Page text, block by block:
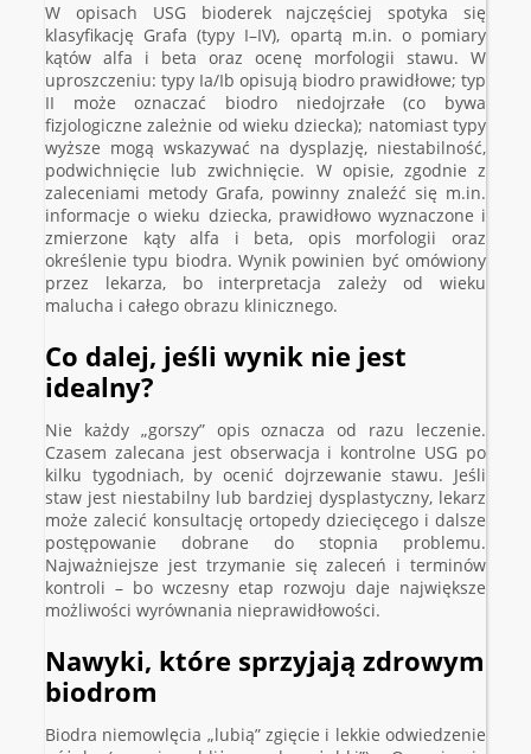
W opisach USG bioderek najczęściej spotyka się
klasyfikację Grafa (typy I–IV), opartą m.in. o pomiary
kątów alfa i beta oraz ocenę morfologii stawu. W
uproszczeniu: typy Ia/Ib opisują biodro prawidłowe; typ
II może oznaczać biodro niedojrzałe (co bywa
fizjologiczne zależnie od wieku dziecka); natomiast typy
wyższe mogą wskazywać na dysplazję, niestabilność,
podwichnięcie lub zwichnięcie. W opisie, zgodnie z
zaleceniami metody Grafa, powinny znaleźć się m.in.
informacje o wieku dziecka, prawidłowo wyznaczone i
zmierzone kąty alfa i beta, opis morfologii oraz
określenie typu biodra. Wynik powinien być omówiony
przez lekarza, bo interpretacja zależy od wieku
malucha i całego obrazu klinicznego.
Co dalej, jeśli wynik nie jest
idealny?
Nie każdy „gorszy” opis oznacza od razu leczenie.
Czasem zalecana jest obserwacja i kontrolne USG po
kilku tygodniach, by ocenić dojrzewanie stawu. Jeśli
staw jest niestabilny lub bardziej dysplastyczny, lekarz
może zalecić konsultację ortopedy dziecięcego i dalsze
postępowanie dobrane do stopnia problemu.
Najważniejsze jest trzymanie się zaleceń i terminów
kontroli – bo wczesny etap rozwoju daje największe
możliwości wyrównania nieprawidłowości.
Nawyki, które sprzyjają zdrowym
biodrom
Biodra niemowlęcia „lubią” zgięcie i lekkie odwiedzenie